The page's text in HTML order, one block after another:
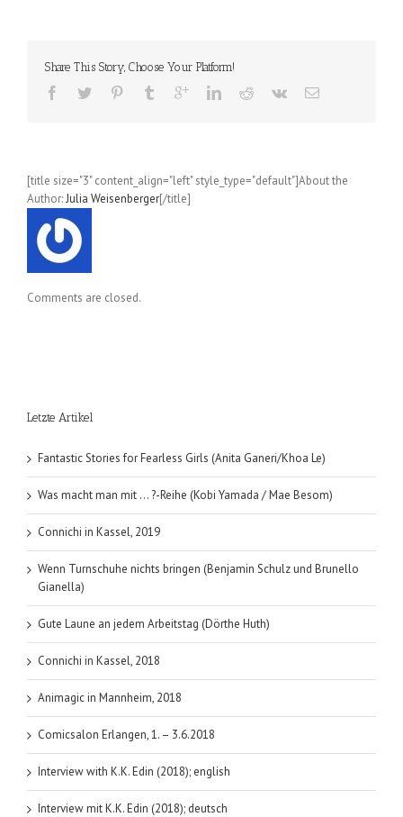
und
Wing)
Share This Story, Choose Your Platform!
[title size="3" content_align="left" style_type="default"]About the
Author:Julia Weisenberger[/title]
Comments are closed.
Letzte Artikel
Fantastic Stories for Fearless Girls (Anita Ganeri/Khoa Le)
Was macht man mit … ?-Reihe (Kobi Yamada / Mae Besom)
Connichi in Kassel, 2019
Wenn Turnschuhe nichts bringen (Benjamin Schulz und Brunello
Gianella)
Gute Laune an jedem Arbeitstag (Dörthe Huth)
Connichi in Kassel, 2018
Animagic in Mannheim, 2018
Comicsalon Erlangen, 1. – 3.6.2018
Interview with K.K. Edin (2018); english
Interview mit K.K. Edin (2018); deutsch